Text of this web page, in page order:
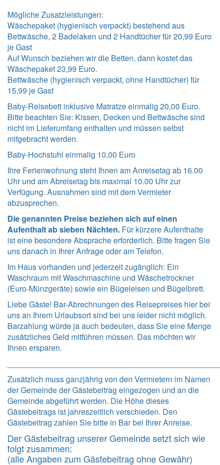
Mögliche Zusatzleistungen:
Wäschepaket (hygienisch verpackt) bestehend aus
Bettwäsche, 2 Badelaken und 2 Handtücher für 20,99 Euro
je Gast
Auf Wunsch beziehen wir die Betten, dann kostet das
Wäschepaket 23,99 Euro.
Bettwäsche (hygienisch verpackt, ohne Handtücher) für
15,99 je Gast
Baby-Reisebett inklusive Matratze einmalig 20,00 Euro.
Bitte beachten Sie: Kissen, Decken und Bettwäsche sind
nicht im Lieferumfang enthalten und müssen selbst
mitgebracht werden.
Baby-Hochstuhl einmalig 10,00 Euro
Ihre Ferienwohnung steht Ihnen am Anreisetag ab 16.00
Uhr und am Abreisetag bis maximal 10.00 Uhr zur
Verfügung. Ausnahmen sind mit dem Vermieter
abzusprechen.
Die genannten Preise beziehen sich auf einen
Aufenthalt ab sieben Nächten. Für kürzere Aufenthalte
ist eine besondere Absprache erforderlich. Bitte fragen Sie
uns danach in Ihrer Anfrage oder am Telefon.
Im Haus vorhanden und jederzeit zugänglich: Ein
Waschraum mit Waschmaschine und Wäschetrockner
(Euro-Münzgeräte) sowie ein Bügeleisen und Bügelbrett.
Liebe Gäste! Bar-Abrechnungen des Reisepreises hier bei
uns an Ihrem Urlaubsort sind bei uns leider nicht möglich.
Barzahlung würde ja auch bedeuten, dass Sie eine Menge
zusätzliches Geld mitführen müssen. Das möchten wir
Ihnen ersparen.
Zusätzlich muss ganzjährig von den Vermietern im Namen
der Gemeinde der Gästebeitrag eingezogen und an die
Gemeinde abgeführt werden. Die Höhe dieses
Gästebeitrags ist jahreszeitlich verschieden. Den
Gästebeitrag zahlen Sie bitte in Bar bei Ihrer Anreise.
Der Gästebeitrag unserer Gemeinde setzt sich wie
folgt zusammen:
(alle Angaben zum Gästebeitrag ohne Gewähr)